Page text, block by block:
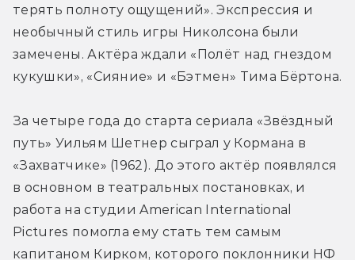
терять полноту ощущений». Экспрессия и
необычный стиль игры Николсона были
замечены. Актёра ждали «Полёт над гнездом
кукушки», «Сияние» и «Бэтмен» Тима Бёртона.
За четыре года до старта сериала «Звёздный
путь» Уильям Шетнер сыграл у Кормана в
«Захватчике» (1962). До этого актёр появлялся
в основном в театральных постановках, и
работа на студии American International
Pictures помогла ему стать тем самым
капитаном Кирком, которого поклонники НФ